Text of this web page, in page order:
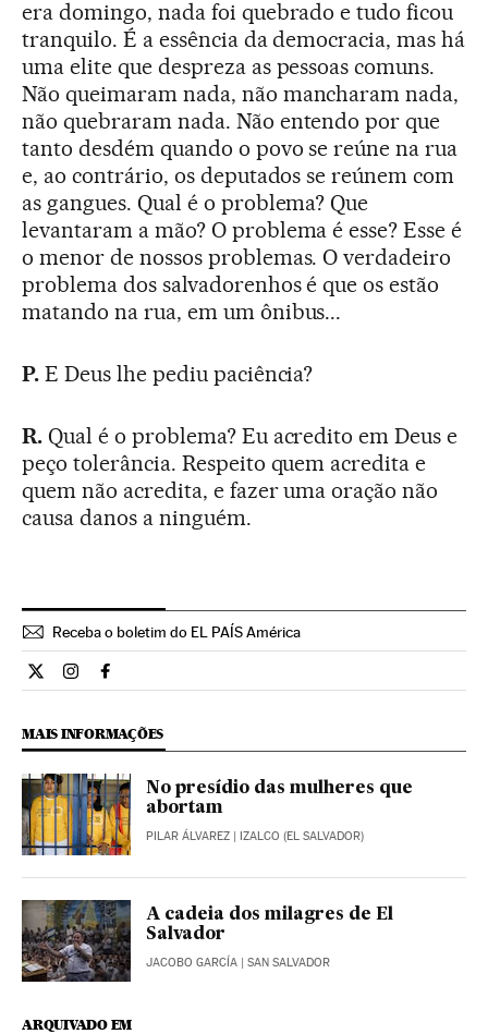
era domingo, nada foi quebrado e tudo ficou
tranquilo. É a essência da democracia, mas há
uma elite que despreza as pessoas comuns.
Não queimaram nada, não mancharam nada,
não quebraram nada. Não entendo por que
tanto desdém quando o povo se reúne na rua
e, ao contrário, os deputados se reúnem com
as gangues. Qual é o problema? Que
levantaram a mão? O problema é esse? Esse é
o menor de nossos problemas. O verdadeiro
problema dos salvadorenhos é que os estão
matando na rua, em um ônibus...
P.E Deus lhe pediu paciência?
R.Qual é o problema? Eu acredito em Deus e
peço tolerância. Respeito quem acredita e
quem não acredita, e fazer uma oração não
causa danos a ninguém.
Receba o boletim do EL PAÍS América
Internacional El País Brasil en Twitter
Internacional El País Brasil en Instagram
Internacional El País Brasil en Facebook
MAIS INFORMAÇÕES
No presídio das mulheres que
abortam
PILAR ÁLVAREZ | IZALCO (EL SALVADOR)
A cadeia dos milagres de El
Salvador
JACOBO GARCÍA | SAN SALVADOR
ARQUIVADO EM